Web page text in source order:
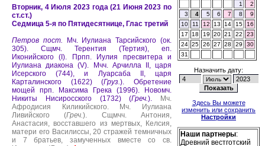
Вторник, 4 Июля 2023 года (21 Июня 2023 по
ст.ст.)
Седмица 5-я по Пятидесятнице, Глас третий
Петров пост.
Мч. Иулиана Тарсийского (ок.
305). Сщмч. Терентия (Тертия), еп.
Иконийского (I).
Прпп. Иулия пресвитера и
Иулиана диакона (V).
Мчч. Арчилла II, царя
Исерского (744), и Луарсаба II, царя
Карталинского (1622) (Груз.).Обретение
мощей прп. Максима Грека (1996).
Новомч.
Никиты Нисиросского (1732) (Греч.).
Мч.
Афродисия Киликийского.
Мч. Иулиана
Ливийского (Греч.).
Сщмчч. Антония,
Анастасия, восставшего из мертвых, Келсия,
матери его Василиссы, 20 стражей темничных
и 7 братьев, замученных вместе со св.
1
2
3
4 5 6 7 8
9
10
11 12 13 14 15
16
17
18 19 20 21 22
23
24 25 26 27 28 29
30
31
Назначить дату:
Здесь Вы можете
изменить или сохранить
Настройки
Наши партнеры:
Древний вестготский